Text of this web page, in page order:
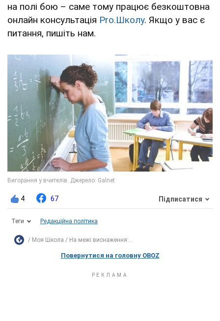
на полі бою – саме тому працює безкоштовна
онлайн консультація Pro.Школу. Якщо у вас є
питання, пишіть нам.
4 67 Підписатися
Теги Редакційна політика
Моя Школа На межі виснаження:...
Повернутися на головну OBOZ